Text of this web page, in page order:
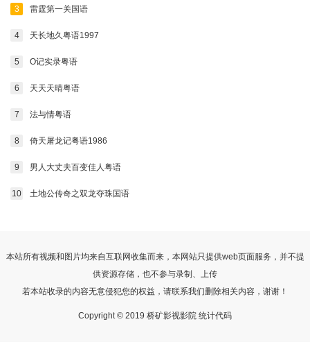
3 雷霆第一关国语
4 天长地久粤语1997
5 O记实录粤语
6 天天天晴粤语
7 法与情粤语
8 倚天屠龙记粤语1986
9 男人大丈夫百变佳人粤语
10 土地公传奇之双龙夺珠国语
本站所有视频和图片均来自互联网收集而来，本网站只提供web页面服务，并不提
供资源存储，也不参与录制、上传
若本站收录的内容无意侵犯您的权益，请联系我们删除相关内容，谢谢！
Copyright © 2019 桥矿影视影院 统计代码